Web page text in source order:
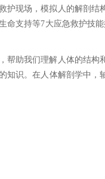
护现场，模拟人的解剖
命支持等7大应急救护技
帮助我们理解人体的结
知识。在人体解剖学中